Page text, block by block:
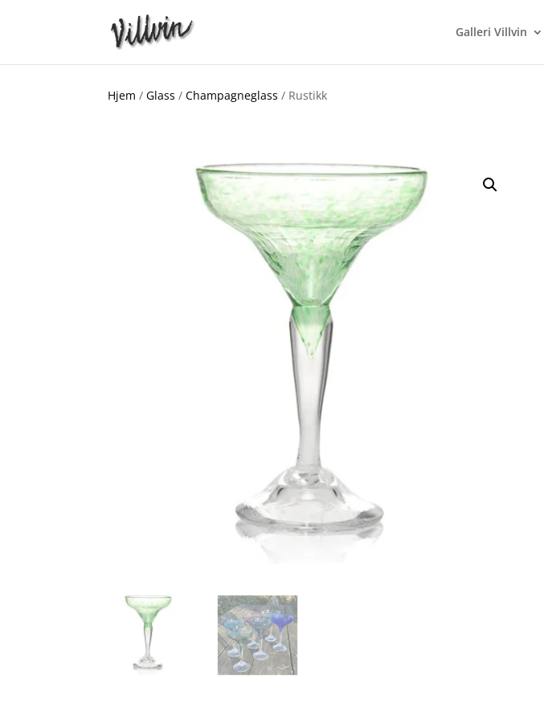
Galleri Villvin
Hjem /Glass /Champagneglass / Rustikk